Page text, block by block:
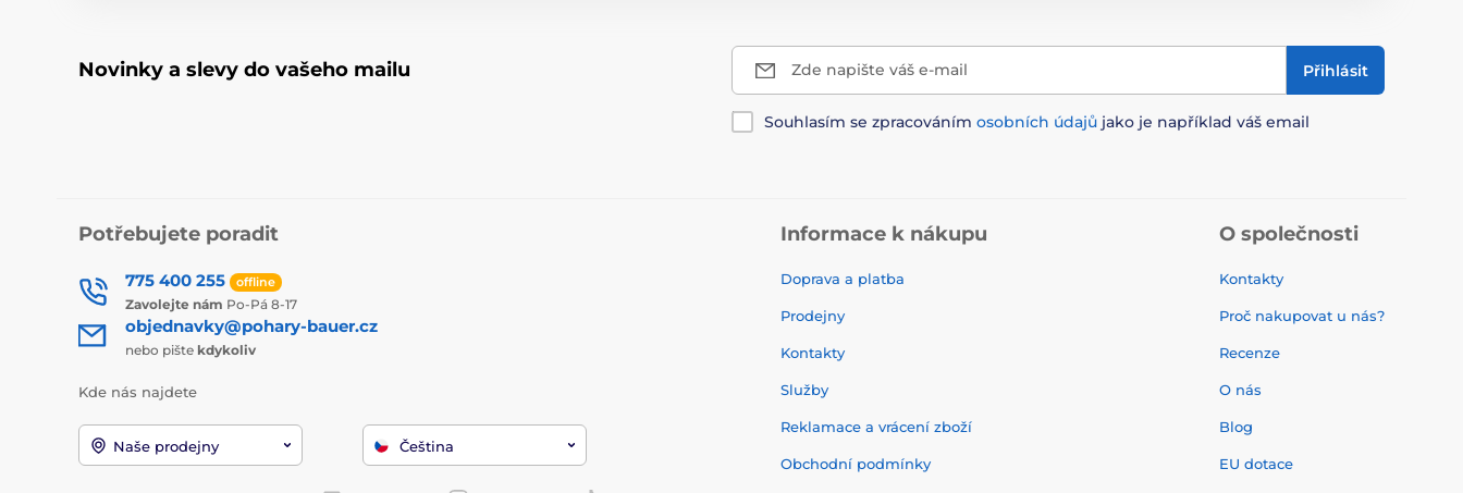
Novinky a slevy do vašeho mailu Zde napište váš e-mail Přihlásit
Souhlasím se zpracováním osobních údajů jako je například váš email
Potřebujete poradit
775 400 255 offline
Zavolejte nám Po-Pá 8-17
objednavky@pohary-bauer.cz
nebo pište kdykoliv
Kde nás najdete
Naše prodejny Čeština
Informace k nákupu
Doprava a platba
Prodejny
Kontakty
Služby
Reklamace a vrácení zboží
Obchodní podmínky
O společnosti
Kontakty
Proč nakupovat u nás?
Recenze
O nás
Blog
EU dotace